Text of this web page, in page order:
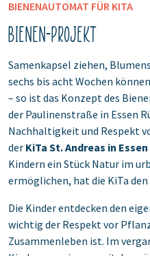
BIENENAUTOMAT FÜR KITA
Bienen-Projekt
Samenkapsel ziehen,
sechs bis acht Wochen
– so ist das Konzept des
der Paulinenstraße in Essen
Nachhaltigkeit und Respekt
der KiTa St. Andreas in Essen
Kindern ein Stück Natur im
ermöglichen, hat die KiTa
Die Kinder entdecken den
wichtig der Respekt vor
Zusammenleben ist. Im